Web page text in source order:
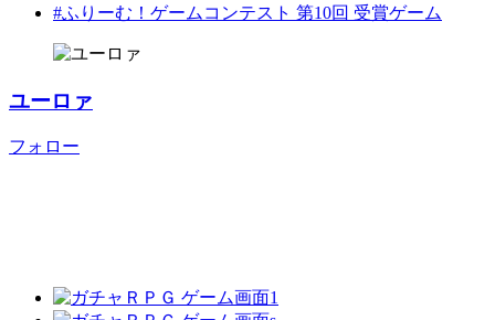
#ふりーむ！ゲームコンテスト 第10回 受賞ゲーム
ユーロァ
フォロー